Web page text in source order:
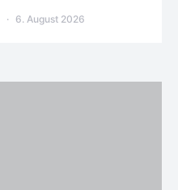
6. August 2026